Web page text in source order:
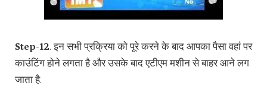
Step-12. इन सभी प्रक्रिया को पूरे करने के बाद आपका पैसा वहां पर
काउंटिंग होने लगता है और उसके बाद एटीएम मशीन से बाहर आने लग
जाता है.